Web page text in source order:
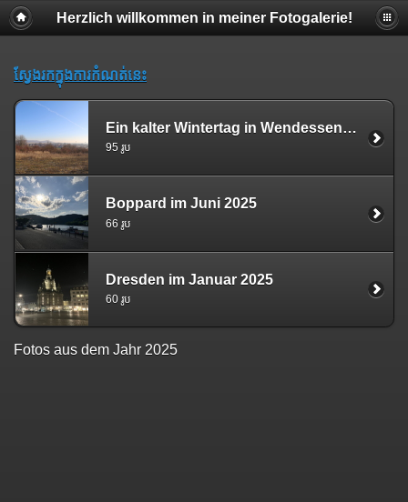
Herzlich willkommen in meiner Fotogalerie!
ស្វែងរកក្នុងការកំណត់នេះ
Ein kalter Wintertag in Wendessen am 26.12.2025
95 រូប​​
Boppard im Juni 2025
66 រូប​​
Dresden im Januar 2025
60 រូប​​
Fotos aus dem Jahr 2025